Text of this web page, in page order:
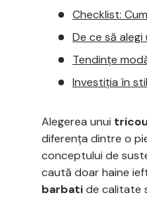
Checklist:
De ce să
Tendințe
Investiția în
Alegerea unui
diferența dintre o
conceptului de
caută doar haine
barbatide calitate